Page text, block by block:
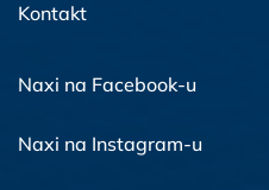
Kontakt
Naxi na Facebook-u
Naxi na Instagram-u